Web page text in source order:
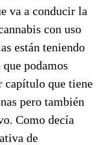
va a conducir la
con uso
están teniendo
podamos
capítulo que tiene
pero también
Como decía
de